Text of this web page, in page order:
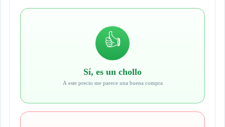
👍
Sí, es un chollo
A este precio me parece una buena compra